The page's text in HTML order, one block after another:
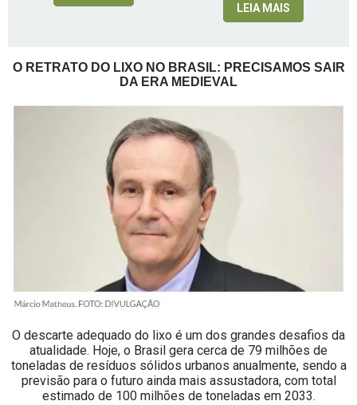
LEIA MAIS
O RETRATO DO LIXO NO BRASIL: PRECISAMOS SAIR
DA ERA MEDIEVAL
O descarte adequado do lixo é um dos grandes desafios da
atualidade. Hoje, o Brasil gera cerca de 79 milhões de
toneladas de resíduos sólidos urbanos anualmente, sendo a
previsão para o futuro ainda mais assustadora, com total
estimado de 100 milhões de toneladas em 2033.